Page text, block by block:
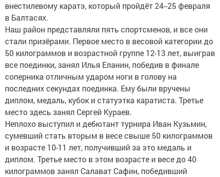
внестилевому каратэ, который пройдёт 24--25 февраля
в Балтасях.
Наш район представляли пять спортсменов, и все они
стали призёрами. Первое место в весовой категории до
50 килограммов и возрастной группе 12-13 лет, выиграв
все поединки, занял Илья Еланин, победив в финале
соперника отличным ударом ноги в голову на
последних секундах поединка. Ему были вручены
диплом, медаль, кубок и статуэтка каратиста. Третье
место здесь занял Сергей Кураев.
Неплохо выступил и дебютант турнира Иван Кузьмин,
сумевший стать вторым в весе свыше 50 килограммов
и возрасте 10-11 лет, получивший за это медаль и
диплом. Третье место в этом возрасте и весе до 40
килограммов занял Салават Сафин, победивший